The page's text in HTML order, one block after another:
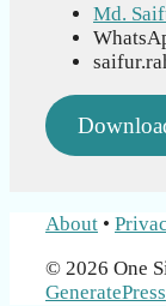
Md.
About •
© 2026 One
GeneratePress